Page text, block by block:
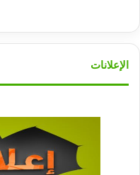
الإعلانات